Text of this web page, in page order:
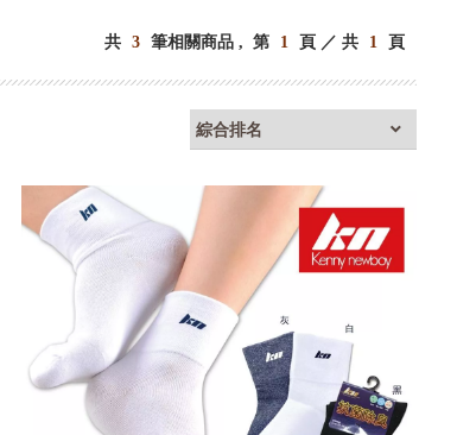
共 3 筆相關商品 , 第 1 頁 ／ 共 1 頁